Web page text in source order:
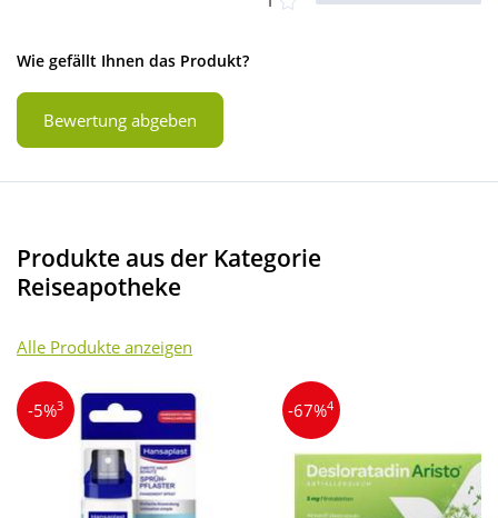
Wie gefällt Ihnen das Produkt?
Bewertung abgeben
Produkte aus der Kategorie
Reiseapotheke
Alle Produkte anzeigen
-5%3 -67%4